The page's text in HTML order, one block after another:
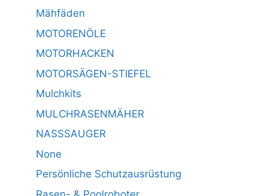
Mähfäden
MOTORENÖLE
MOTORHACKEN
MOTORSÄGEN-STIEFEL
Mulchkits
MULCHRASENMÄHER
NASSSAUGER
None
Persönliche Schutzausrüstung